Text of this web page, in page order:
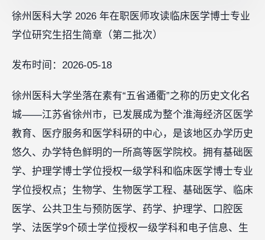
徐州医科大学 2026 年在职医师攻读临床医学博士专业
学位研究生招生简章（第二批次）
发布时间：2026-05-18
徐州医科大学坐落在素有“五省通衢”之称的历史文化名
城——江苏省徐州市，已发展成为整个淮海经济区医学
教育、医疗服务和医学科研的中心，是该地区办学历史
悠久、办学特色鲜明的一所高等医学院校。拥有基础医
学、护理学博士学位授权一级学科和临床医学博士专业
学位授权点；生物学、生物医学工程、基础医学、临床
医学、公共卫生与预防医学、药学、护理学、口腔医
学、法医学9个硕士学位授权一级学科和电子信息、生